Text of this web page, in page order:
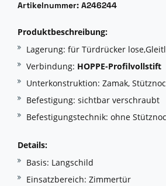
Artikelnummer: A246244
Produktbeschreibung:
Lagerung: für Türdrücker
Verbindung: HOPPE-Profilvollstift
Unterkonstruktion: Zamak,
Befestigung: sichtbar verschraubt
Befestigungstechnik: ohne
Details:
Basis: Langschild
Einsatzbereich: Zimmertür